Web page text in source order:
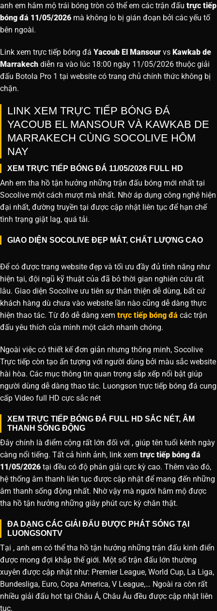
anh em hâm mộ trái bóng tròn có thể em các trận đấu trực tiếp
bóng đá 11/05/2026 mà không lo bị gián đoạn bởi các yếu tố
bên ngoài.
Link xem trực tiếp bóng đá Yacoub El Mansour vs Kawkab de
Marrakech diễn ra vào lúc 18:00 ngày 11/05/2026 thuộc giải
đấu Botola Pro 1 tại website có trang chủ chính thức không bị
chặn.
LINK XEM TRỰC TIẾP BÓNG ĐÁ
YACOUB EL MANSOUR VÀ KAWKAB DE
MARRAKECH CÙNG SOCOLIVE HÔM
NAY
XEM TRỰC TIẾP BÓNG ĐÁ 11/05/2026 FULL HD
Anh em tha hồ tận hưởng những trận đấu bóng mới nhất tại
Socolive một cách mượt mà nhất. Nhờ áp dụng công nghệ hiện
đại nhất, đường truyền tại được cập nhật liên tục để hạn chế
tình trạng giật lag, quá tải.
GIAO DIỆN SOCOLIVE ĐẸP MẮT, CHẤT LƯỢNG CAO
Để có được trang website đẹp và tối ưu đầy đủ tính năng như
hiện tại, đội ngũ kỹ thuật của đã bỏ thời gian nghiên cứu rất
lâu. Giao diện Socolive ưu tiên sự thân thiện dễ dùng, bất cứ
khách hàng dù chưa vào website lần nào cũng dễ dàng thực
hiện thao tác. Từ đó dễ dàng xem trực tiếp bóng đá các trận
đấu yêu thích của mình một cách nhanh chóng.
Ngoài việc có thiết kế đơn giản nhưng thông minh, Socolive
Trực tiếp còn tạo ấn tượng với người dùng bởi màu sắc website
hài hòa. Các mục thông tin quan trọng sắp xếp nổi bật giúp
người dùng dễ dàng thao tác. Luongson trực tiếp bóng đá cung
cấp Video full HD cực sắc nét
XEM TRỰC TIẾP BÓNG ĐÁ FULL HD SẮC NÉT, ÂM
THANH SỐNG ĐỘNG
Đây chính là điểm cộng rất lớn đối với , giúp tên tuổi kênh ngày
càng nổi tiếng. Tất cả hình ảnh, link xem trực tiếp bóng đá
11/05/2026 tại đều có độ phân giải cực kỳ cao. Thêm vào đó,
hệ thống âm thanh liên tục được cập nhật để mang đến những
âm thanh sống động nhất. Nhờ vậy mà người hâm mộ được
tha hồ tận hưởng những giây phút cực kỳ chân thật.
ĐA DẠNG CÁC GIẢI ĐẤU ĐƯỢC PHÁT SÓNG TẠI
LUONGSONTV
Tại , anh em có thể tha hồ tận hưởng những trận đấu kinh điển
được mong đợi khắp thế giới. Một số trận đấu lớn thường
xuyên được cập nhật như: Premier League, World Cup, La Liga,
Bundesliga, Euro, Copa America, V League,… Ngoài ra còn rất
nhiều giải đấu hot tại Châu Á, Châu Âu đều được cập nhật liên
tục.